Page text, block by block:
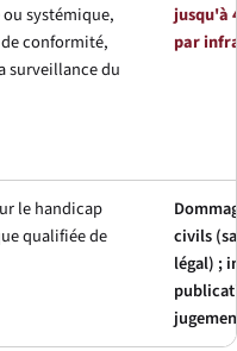
systémique,
conformité,
surveillance du
jusqu'à
par
le handicap
qualifiée de
civils
légal) ;